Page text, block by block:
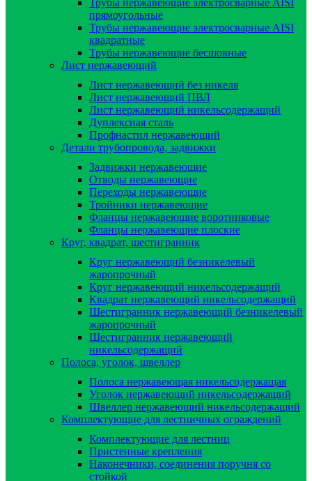
прямоугольные
Трубы нержавеющие электросварные AISI
квадратные
Трубы нержавеющие бесшовные
Лист нержавеющий
Лист нержавеющий без никеля
Лист нержавеющий ПВЛ
Лист нержавеющий никельсодержащий
Дуплексная сталь
Профнастил нержавеющий
Детали трубопровода, задвижки
Задвижки нержавеющие
Отводы нержавеющие
Переходы нержавеющие
Тройники нержавеющие
Фланцы нержавеющие воротниковые
Фланцы нержавеющие плоские
Круг, квадрат, шестигранник
Круг нержавеющий безникелевый
жаропрочный
Круг нержавеющий никельсодержащий
Квадрат нержавеющий никельсодержащий
Шестигранник нержавеющий безникелевый
жаропрочный
Шестигранник нержавеющий
никельсодержащий
Полоса, уголок, швеллер
Полоса нержавеющая никельсодержащая
Уголок нержавеющий никельсодержащий
Швеллер нержавеющий никельсодержащий
Комплектующие для лестничных ограждений
Комплектующие для лестниц
Пристенные крепления
Наконечники, соединения поручня со
стойкой